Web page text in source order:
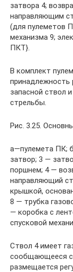
затвора 4;
направляющим
(для пулеметов
механизма 9;
ПКТ}.
В комплект
запасной ствол
стрельбы.
Рис. 3.25.
а—пулемета ПК;
затвор; 3 —
поршнем; 4 —
направляющий
крышкой,
8 — трубка
— коробка с
спусковой
Ствол 4 имеет
сообщающееся с
размещается